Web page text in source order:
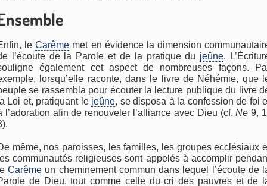
leCarême met en évidence la dimension
l’écoute de la Parole et de la pratique du jeûne.
également cet aspect de nombreuses façons.
lorsqu’elle raconte, dans le livre de Néhémie, que
se rassembla pour écouter la lecture publique du livre
Loi et, pratiquant le jeûne, se disposa à la confession de foi
l’adoration afin de renouveler l’alliance avec Dieu (cf.Ne 9,
même, nos paroisses, les familles, les groupes ecclésiaux
communautés religieuses sont appelés à accomplir
Carême un cheminement commun dans lequel l’écoute de
de Dieu, tout comme celle du cri des pauvres et de